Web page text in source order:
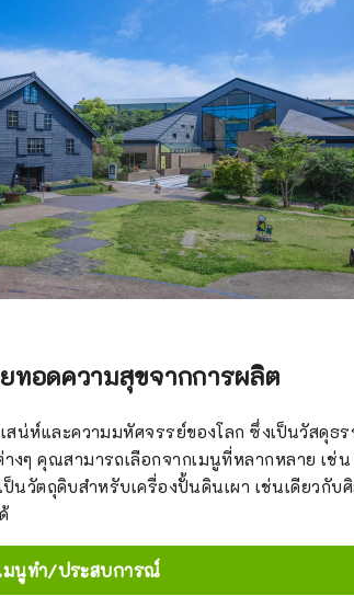
ทอดความสุขจากการผลิต
น่ห์และความมหัศจรรย์ของโลก ซึ่งเป็นวัสดุธ
งๆ คุณสามารถเลือกจากเมนูที่หลากหลาย เช่น
วัตถุดิบสำหรับเครื่องปั้นดินเผา เช่นเดียวกับ
มนูทำ/ประสบการณ์